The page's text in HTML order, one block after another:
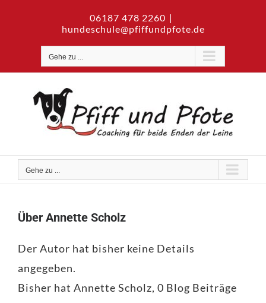
springen
06187 478 2260 |
hundeschule@pfiffundpfote.de
Gehe zu ...
Gehe zu ...
Über Annette Scholz
Der Autor hat bisher keine Details
angegeben.
Bisher hat Annette Scholz, 0 Blog Beiträge